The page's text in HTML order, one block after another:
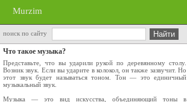
Murzim
поиск по сайту
Что такое музыка?
Представьте, что вы ударили рукой по дере­вянному столу.
Возник звук. Если вы ударите в колокол, он также зазвучит. Но
этот звук будет называться тоном. Тон — это единичный
музы­кальный звук.
Музыка — это вид искусства, объединяющий тоны в